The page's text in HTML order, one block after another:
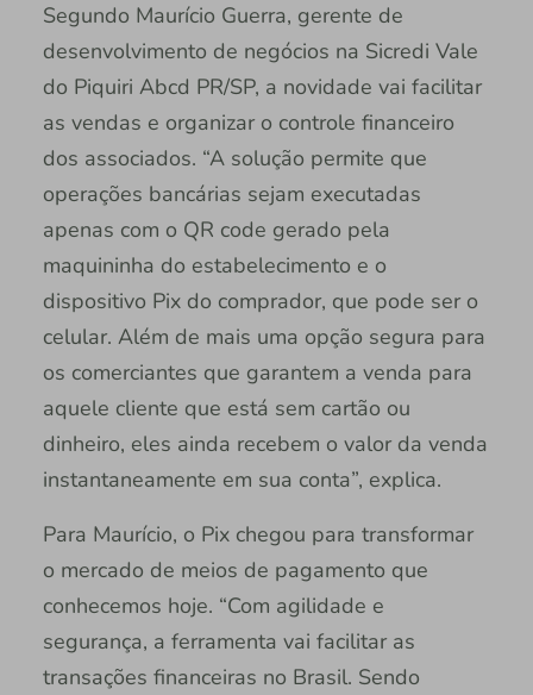
Segundo Maurício Guerra, gerente de
desenvolvimento de negócios na Sicredi Vale
do Piquiri Abcd PR/SP, a novidade vai facilitar
as vendas e organizar o controle financeiro
dos associados. “A solução permite que
operações bancárias sejam executadas
apenas com o QR code gerado pela
maquininha do estabelecimento e o
dispositivo Pix do comprador, que pode ser o
celular. Além de mais uma opção segura para
os comerciantes que garantem a venda para
aquele cliente que está sem cartão ou
dinheiro, eles ainda recebem o valor da venda
instantaneamente em sua conta”, explica.
Para Maurício, o Pix chegou para transformar
o mercado de meios de pagamento que
conhecemos hoje. “Com agilidade e
segurança, a ferramenta vai facilitar as
transações financeiras no Brasil. Sendo